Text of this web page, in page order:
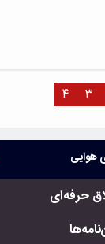
۳ ۴
هوایی
حرفه‌ای